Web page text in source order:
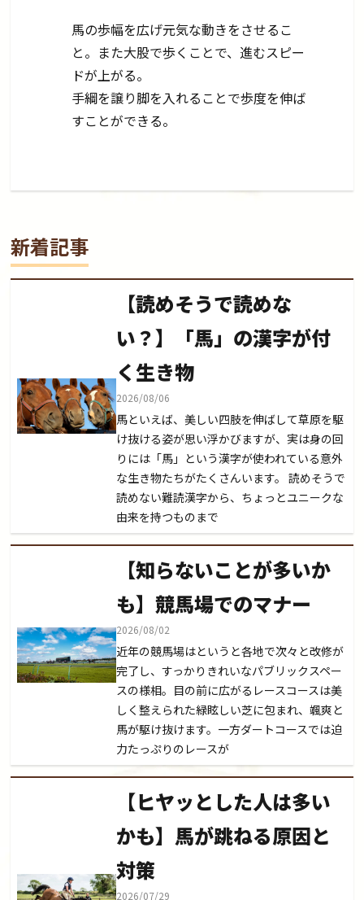
馬の歩幅を広げ元気な動きをさせるこ
と。また大股で歩くことで、進むスピー
ドが上がる。
手綱を譲り脚を入れることで歩度を伸ば
すことができる。
新着記事
【読めそうで読めな
い？】「馬」の漢字が付
く生き物
2026/08/06
馬といえば、美しい四肢を伸ばして草原を駆
け抜ける姿が思い浮かびますが、実は身の回
りには「馬」という漢字が使われている意外
な生き物たちがたくさんいます。 読めそうで
読めない難読漢字から、ちょっとユニークな
由来を持つものまで
【知らないことが多いか
も】競馬場でのマナー
2026/08/02
近年の競馬場はというと各地で次々と改修が
完了し、すっかりきれいなパブリックスペー
スの様相。目の前に広がるレースコースは美
しく整えられた緑眩しい芝に包まれ、颯爽と
馬が駆け抜けます。一方ダートコースでは迫
力たっぷりのレースが
【ヒヤッとした人は多い
かも】馬が跳ねる原因と
対策
2026/07/29